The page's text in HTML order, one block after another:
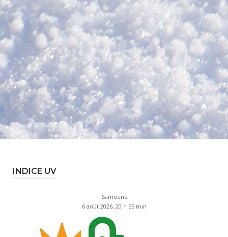
INDICE UV
Samoëns
6 août 2026, 20 h 55 min